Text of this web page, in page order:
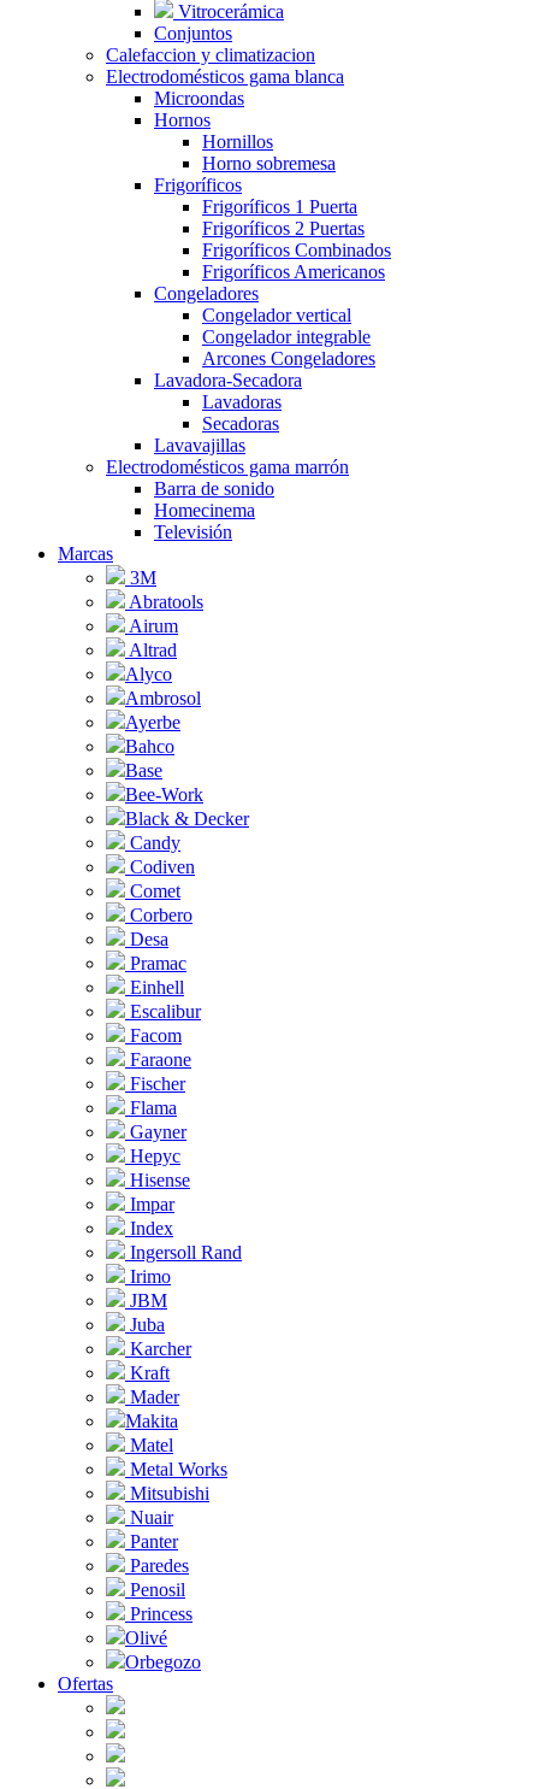
Vitrocerámica
Conjuntos
Calefaccion y climatizacion
Electrodomésticos gama blanca
Microondas
Hornos
Hornillos
Horno sobremesa
Frigoríficos
Frigoríficos 1 Puerta
Frigoríficos 2 Puertas
Frigoríficos Combinados
Frigoríficos Americanos
Congeladores
Congelador vertical
Congelador integrable
Arcones Congeladores
Lavadora-Secadora
Lavadoras
Secadoras
Lavavajillas
Electrodomésticos gama marrón
Barra de sonido
Homecinema
Televisión
Marcas
3M
Abratools
Airum
Altrad
Alyco
Ambrosol
Ayerbe
Bahco
Base
Bee-Work
Black & Decker
Candy
Codiven
Comet
Corbero
Desa
Pramac
Einhell
Escalibur
Facom
Faraone
Fischer
Flama
Gayner
Hepyc
Hisense
Impar
Index
Ingersoll Rand
Irimo
JBM
Juba
Karcher
Kraft
Mader
Makita
Matel
Metal Works
Mitsubishi
Nuair
Panter
Paredes
Penosil
Princess
Olivé
Orbegozo
Ofertas